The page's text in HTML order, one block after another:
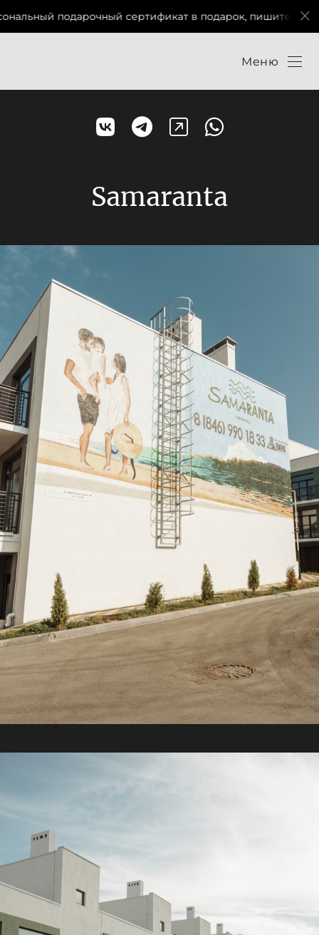
сертификат в подарок, пишите мне в соц сетях)
Меню
Samaranta